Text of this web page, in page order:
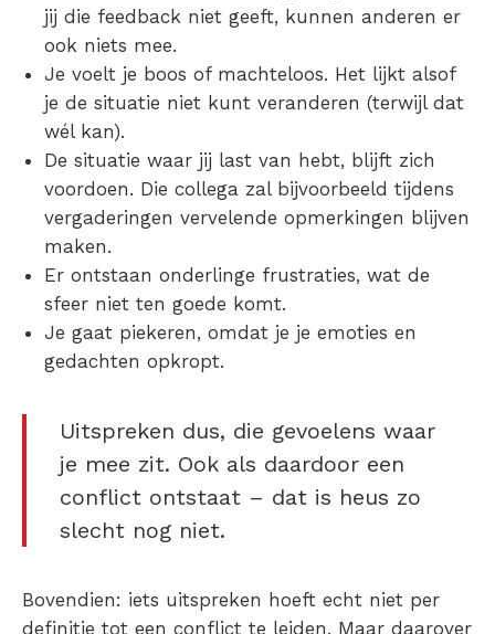
jij die feedback niet geeft, kunnen anderen er
ook niets mee.
Je voelt je boos of machteloos. Het lijkt alsof
je de situatie niet kunt veranderen (terwijl dat
wél kan).
De situatie waar jij last van hebt, blijft zich
voordoen. Die collega zal bijvoorbeeld tijdens
vergaderingen vervelende opmerkingen blijven
maken.
Er ontstaan onderlinge frustraties, wat de
sfeer niet ten goede komt.
Je gaat piekeren, omdat je je emoties en
gedachten opkropt.
Uitspreken dus, die gevoelens waar
je mee zit. Ook als daardoor een
conflict ontstaat – dat is heus zo
slecht nog niet.
Bovendien: iets uitspreken hoeft echt niet per
definitie tot een conflict te leiden. Maar daarover